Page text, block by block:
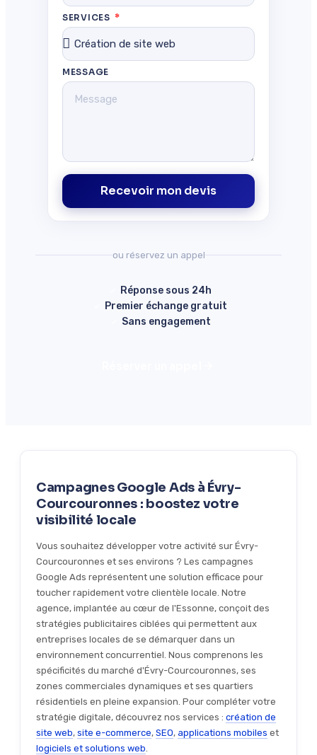
SERVICES
MESSAGE
Recevoir mon devis
ou réservez un appel
Réponse sous 24h
Premier échange gratuit
Sans engagement
Campagnes Google Ads à Évry-
Courcouronnes : boostez votre
visibilité locale
Vous souhaitez développer votre activité sur Évry-
Courcouronnes et ses environs ? Les campagnes
Google Ads représentent une solution efficace pour
toucher rapidement votre clientèle locale. Notre
agence, implantée au cœur de l'Essonne, conçoit des
stratégies publicitaires ciblées qui permettent aux
entreprises locales de se démarquer dans un
environnement concurrentiel. Nous comprenons les
spécificités du marché d'Évry-Courcouronnes, ses
zones commerciales dynamiques et ses quartiers
résidentiels en pleine expansion. Pour compléter votre
stratégie digitale, découvrez nos services : création de
site web, site e-commerce, SEO, applications mobiles et
logiciels et solutions web